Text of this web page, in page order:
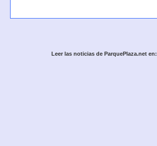
Leer las noticias de ParquePlaza.net en: